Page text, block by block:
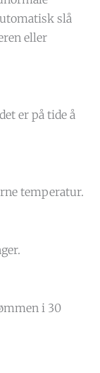
slå
eller
er på tide å
temperatur.
i 30